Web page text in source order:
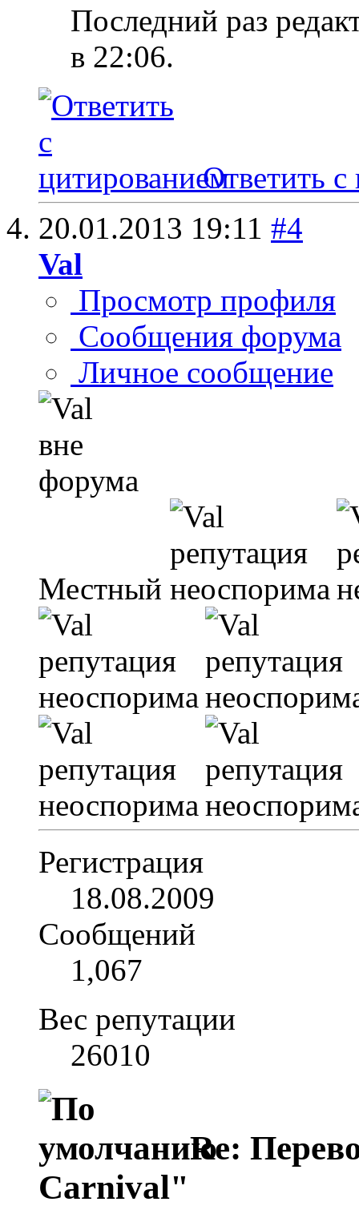
Последний раз
в 22:06.
Ответить с
20.01.2013 19:11 #4
Val
Просмотр профиля
Сообщения форума
Личное сообщение
Местный
Регистрация
18.08.2009
Сообщений
1,067
Вес репутации
26010
Re:
Carnival"